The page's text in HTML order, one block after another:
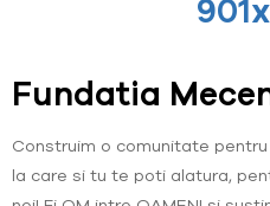
Fundatia
Construim o comunitate
la care si tu te poti alatura,